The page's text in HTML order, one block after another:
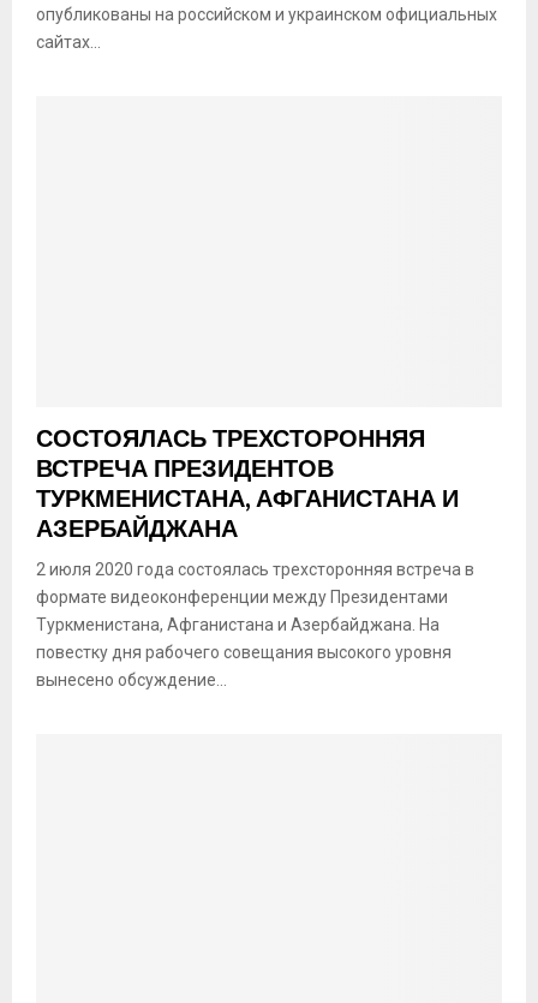
опубликованы на российском и украинском официальных
сайтах...
СОСТОЯЛАСЬ ТРЕХСТОРОННЯЯ
ВСТРЕЧА ПРЕЗИДЕНТОВ
ТУРКМЕНИСТАНА, АФГАНИСТАНА И
АЗЕРБАЙДЖАНА
2 июля 2020 года состоялась трехсторонняя встреча в
формате видеоконференции между Президентами
Туркменистана, Афганистана и Азербайджана. На
повестку дня рабочего совещания высокого уровня
вынесено обсуждение...